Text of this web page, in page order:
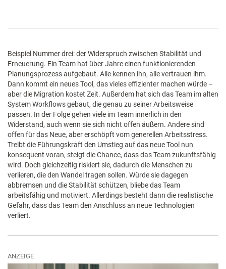
Beispiel Nummer drei: der Widerspruch zwischen Stabilität und
Erneuerung. Ein Team hat über Jahre einen funktionierenden
Planungsprozess aufgebaut. Alle kennen ihn, alle vertrauen ihm.
Dann kommt ein neues Tool, das vieles effizienter machen würde –
aber die Migration kostet Zeit. Außerdem hat sich das Team im alten
System Workflows gebaut, die genau zu seiner Arbeitsweise
passen. In der Folge gehen viele im Team innerlich in den
Widerstand, auch wenn sie sich nicht offen äußern. Andere sind
offen für das Neue, aber erschöpft vom generellen Arbeitsstress.
Treibt die Führungskraft den Umstieg auf das neue Tool nun
konsequent voran, steigt die Chance, dass das Team zukunftsfähig
wird. Doch gleichzeitig riskiert sie, dadurch die Menschen zu
verlieren, die den Wandel tragen sollen. Würde sie dagegen
abbremsen und die Stabilität schützen, bliebe das Team
arbeitsfähig und motiviert. Allerdings besteht dann die realistische
Gefahr, dass das Team den Anschluss an neue Technologien
verliert.
ANZEIGE